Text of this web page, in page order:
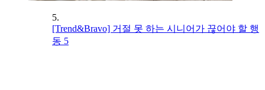
5.
[Trend&Bravo] 거절 못 하는 시니어가 끊어야 할 행
동 5